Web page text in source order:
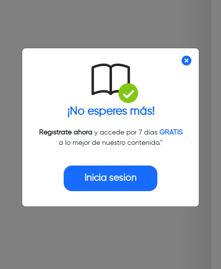
¡No esperes más!
Regístrate ahoray accede por 7 días GRATIS
a lo mejor de nuestro contenido."
Inicia sesión